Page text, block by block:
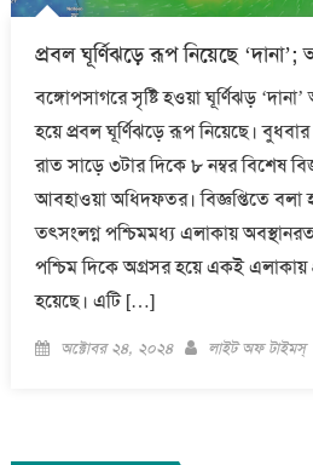
প্রবল ঘূর্ণিঝড়ে রূপ নিয়েছে
বঙ্গোপসাগরে সৃষ্টি হওয়া ঘূর্ণিঝড়
হয়ে প্রবল ঘূর্ণিঝড়ে রূপ নিয়েছে।
রাত সাড়ে ৩টার দিকে ৮ নম্বর বিশেষ
আবহাওয়া অধিদফতর। বিজ্ঞপ্তিতে বলা
তৎসংলগ্ন পশ্চিমমধ্য এলাকায়
পশ্চিম দিকে অগ্রসর হয়ে একই এলাকায়
হয়েছে। এটি […]
Posted
অক্টোবর ২৪, ২০২৪ Author
লাইট অফ টাইমস্